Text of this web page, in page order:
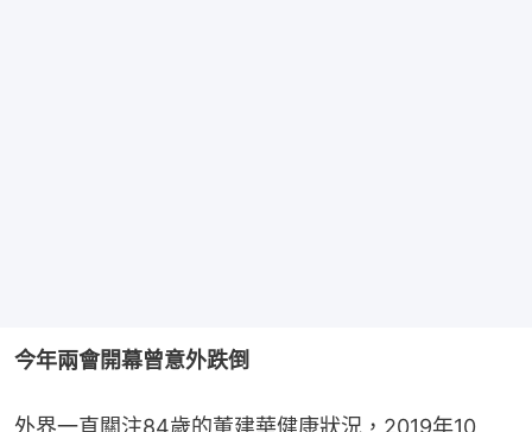
今年兩會開幕曾意外跌倒
外界一直關注84歲的董建華健康狀況，2019年10